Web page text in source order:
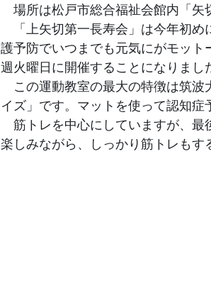
場所は松戸市総合福祉会館内「
「上矢切第一長寿会」は今年初め
護予防でいつまでも元気にがモッ
週火曜日に開催することになりまし
この運動教室の最大の特徴は筑波
イズ」です。マットを使って認知症
筋トレを中心にしていますが、最
楽しみながら、しっかり筋トレもす